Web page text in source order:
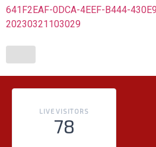
641F2EAF-0DCA-4EEF-B444-
20230321103029
LIVE VISITORS
78